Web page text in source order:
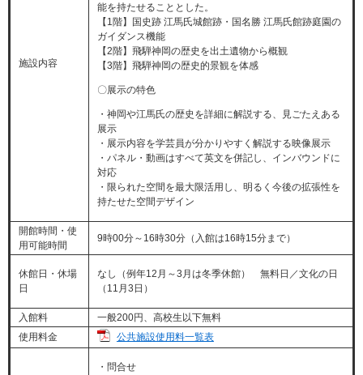
施設内容
能を持たせることとした。
【1階】国史跡 江馬氏城館跡・国名勝 江馬氏館跡庭園の
ガイダンス機能
【2階】飛騨神岡の歴史を出土遺物から概観
【3階】飛騨神岡の歴史的景観を体感
〇展示の特色
・神岡や江馬氏の歴史を詳細に解説する、見ごたえある
展示
・展示内容を学芸員が分かりやすく解説する映像展示
・パネル・動画はすべて英文を併記し、インバウンドに
対応
・限られた空間を最大限活用し、明るく今後の拡張性を
持たせた空間デザイン
開館時間・使
用可能時間
9時00分～16時30分（入館は16時15分まで）​
休館日・休場
日
なし（例年12月～3月は冬季休館） 無料日／文化の日
（11月3日）
入館料
一般200円、高校生以下無料
使用料金
公共施設使用料一覧表
・問合せ